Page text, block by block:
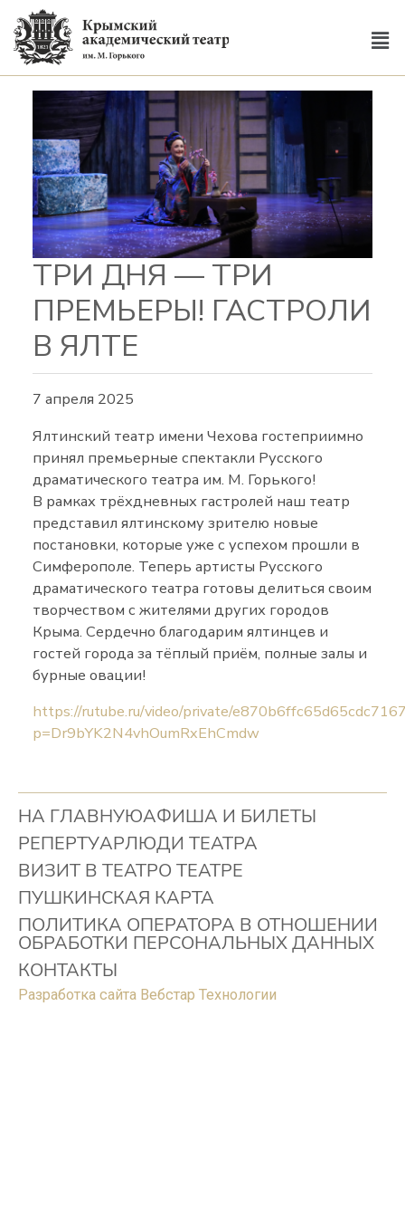
ТРИ ДНЯ — ТРИ
ПРЕМЬЕРЫ! ГАСТРОЛИ
В ЯЛТЕ
7 апреля 2025
Ялтинский театр имени Чехова гостеприимно
принял премьерные спектакли Русского
драматического театра им. М. Горького!
В рамках трёхдневных гастролей наш театр
представил ялтинскому зрителю новые
постановки, которые уже с успехом прошли в
Симферополе. Теперь артисты Русского
драматического театра готовы делиться своим
творчеством с жителями других городов
Крыма. Сердечно благодарим ялтинцев и
гостей города за тёплый приём, полные залы и
бурные овации!
https://rutube.ru/video/private/
p=Dr9bYK2N4vhOumRxEhCmdw
НА ГЛАВНУЮАФИША И БИЛЕТЫ
РЕПЕРТУАРЛЮДИ ТЕАТРА
ВИЗИТ В ТЕАТРО ТЕАТРЕ
ПУШКИНСКАЯ КАРТА
ПОЛИТИКА ОПЕРАТОРА В ОТНОШЕНИИ
ОБРАБОТКИ ПЕРСОНАЛЬНЫХ ДАННЫХ
КОНТАКТЫ
Разработка сайта Вебстар Технологии